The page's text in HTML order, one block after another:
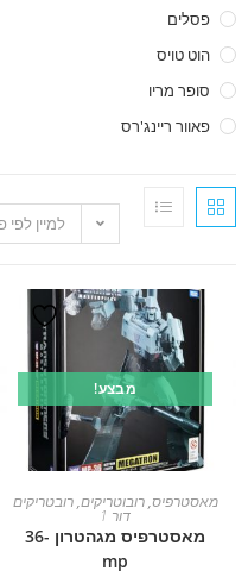
פסלים
הוט טויס
סופר מריו
פאוור ריינג'רס
למיין לפי
מבצע!
הוספה לסלמאסטרפיס,רובוטריקים,רובטריקים
דור 1
מאסטרפיס מגהטרון -36
mp